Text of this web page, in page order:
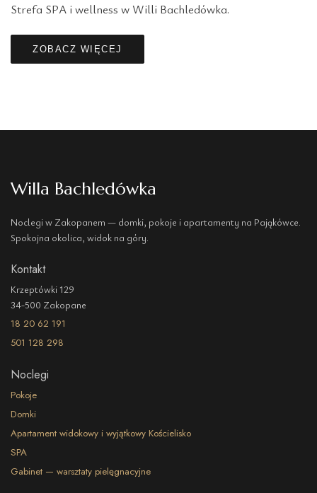
Strefa SPA i wellness w Willi Bachledówka.
ZOBACZ WIĘCEJ
Willa Bachledówka
Noclegi w Zakopanem — domki, pokoje i apartamenty na Pająkówce.
Spokojna okolica, widok na góry.
Kontakt
Krzeptówki 129
34-500 Zakopane
18 20 62 191
501 128 298
Noclegi
Pokoje
Domki
Apartament widokowy i wyjątkowy Kościelisko
SPA
Gabinet — warsztaty pielęgnacyjne